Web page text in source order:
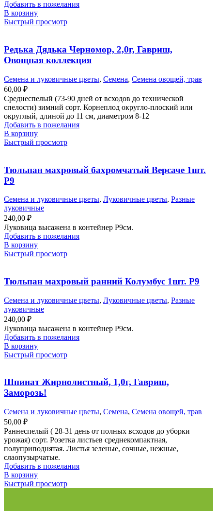
Добавить в пожелания
В корзину
Быстрый просмотр
Редька Дядька Черномор, 2,0г, Гавриш,
Овощная коллекция
Семена и луковичные цветы, Семена, Семена овощей, трав
60,00 ₽
Среднеспелый (73-90 дней от всходов до технической
спелости) зимний сорт. Корнеплод округло-плоский или
округлый, длиной до 11 см, диаметром 8-12
Добавить в пожелания
В корзину
Быстрый просмотр
Тюльпан махровый бахромчатый Версаче 1шт.
Р9
Семена и луковичные цветы, Луковичные цветы, Разные
луковичные
240,00 ₽
Луковица высажена в контейнер Р9см.
Добавить в пожелания
В корзину
Быстрый просмотр
Тюльпан махровый ранний Колумбус 1шт. Р9
Семена и луковичные цветы, Луковичные цветы, Разные
луковичные
240,00 ₽
Луковица высажена в контейнер Р9см.
Добавить в пожелания
В корзину
Быстрый просмотр
Шпинат Жирнолистный, 1,0г, Гавриш,
Заморозь!
Семена и луковичные цветы, Семена, Семена овощей, трав
50,00 ₽
Раннеспелый ( 28-31 день от полных всходов до уборки
урожая) сорт. Розетка листьев среднекомпактная,
полуприподнятая. Листья зеленые, сочные, нежные,
слаопузырчатые.
Добавить в пожелания
В корзину
Быстрый просмотр